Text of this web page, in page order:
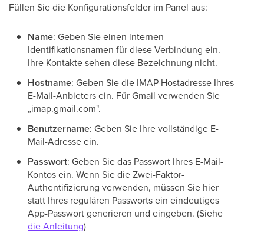
Füllen Sie die Konfigurationsfelder im Panel aus:
Name: Geben Sie einen internen
Identifikationsnamen für diese Verbindung ein.
Ihre Kontakte sehen diese Bezeichnung nicht.
Hostname: Geben Sie die IMAP-Hostadresse Ihres
E-Mail-Anbieters ein. Für Gmail verwenden Sie
„imap.gmail.com".
Benutzername: Geben Sie Ihre vollständige E-
Mail-Adresse ein.
Passwort: Geben Sie das Passwort Ihres E-Mail-
Kontos ein. Wenn Sie die Zwei-Faktor-
Authentifizierung verwenden, müssen Sie hier
statt Ihres regulären Passworts ein eindeutiges
App-Passwort generieren und eingeben. (Siehe
die Anleitung)